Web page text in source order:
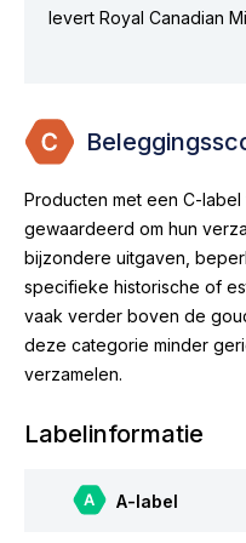
levert Royal Canadian
Producten met een C-
gewaardeerd om hun
bijzondere uitgaven,
specifieke historische of
vaak verder boven de
deze categorie minder
verzamelen.
Labelinformatie
A-label